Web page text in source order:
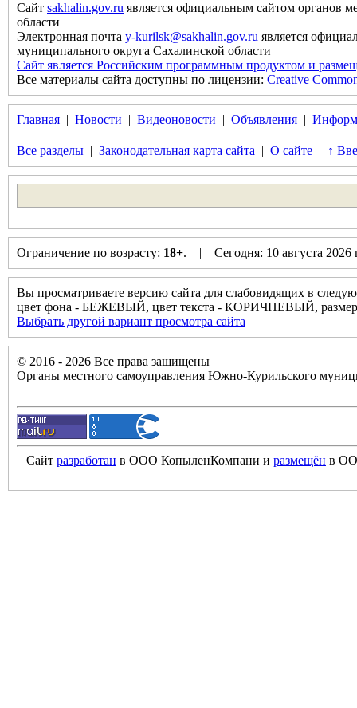
Сайт sakhalin.gov.ru является официальным сайтом органов
области
Электронная почта y-kurilsk@sakhalin.gov.ru является
муниципального округа Сахалинской области
Сайт является Российским программным продуктом и
Все материалы сайта доступны по лицензии: Creative
Главная | Новости | Видеоновости | Объявления |
Все разделы | Законодательная карта сайта | О сайте | ↑
Ограничение по возрасту: 18+. | Сегодня: 10 августа
Вы просматриваете версию сайта для слабовидящих в
цвет фона - БЕЖЕВЫЙ, цвет текста - КОРИЧНЕВЫЙ,
Выбрать другой вариант просмотра сайта
© 2016 - 2026 Все права защищены
Органы местного самоуправления Южно-Курильского
Сайт разработан в ООО КопыленКомпани и размещён в